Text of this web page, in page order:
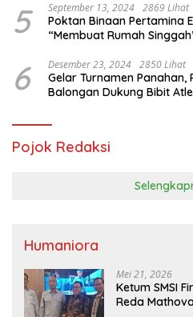
5 September 13, 2024 2869 Lihat
Poktan Binaan Pertamina
“Membuat Rumah
6 Desember 23, 2024 2850 Lihat
Gelar Turnamen Panahan,
Balongan Dukung Bibit
Pojok Redaksi
Humaniora
Mei 21, 2026
Ketum SMSI
Reda